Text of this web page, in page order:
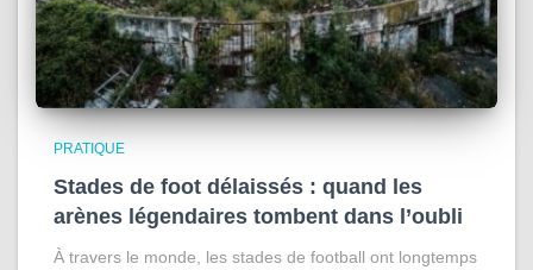
PRATIQUE
Stades de foot délaissés : quand les
arènes légendaires tombent dans l’oubli
À travers le monde, les stades de football ont longtemps